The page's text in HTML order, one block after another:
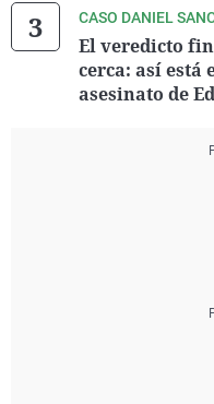
CASO DANIEL
El veredicto
cerca: así está
asesinato de